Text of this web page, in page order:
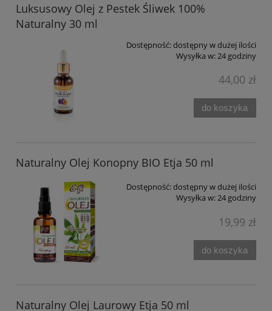
Luksusowy Olej z Pestek Śliwek 100%
Naturalny 30 ml
Dostępność:dostępny w dużej ilości
Wysyłka w:24 godziny
44,00 zł
do koszyka
Naturalny Olej Konopny BIO Etja 50 ml
Dostępność:dostępny w dużej ilości
Wysyłka w:24 godziny
19,99 zł
do koszyka
Naturalny Olej Laurowy Etja 50 ml